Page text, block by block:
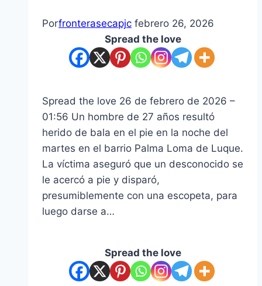
el
tren
de
Porfronterasecapjc febrero 26, 2026
Spread the love
Spread the love 26 de febrero de 2026 –
01:56 Un hombre de 27 años resultó
herido de bala en el pie en la noche del
martes en el barrio Palma Loma de Luque.
La víctima aseguró que un desconocido se
le acercó a pie y disparó,
presumiblemente con una escopeta, para
luego darse a…
Spread the love